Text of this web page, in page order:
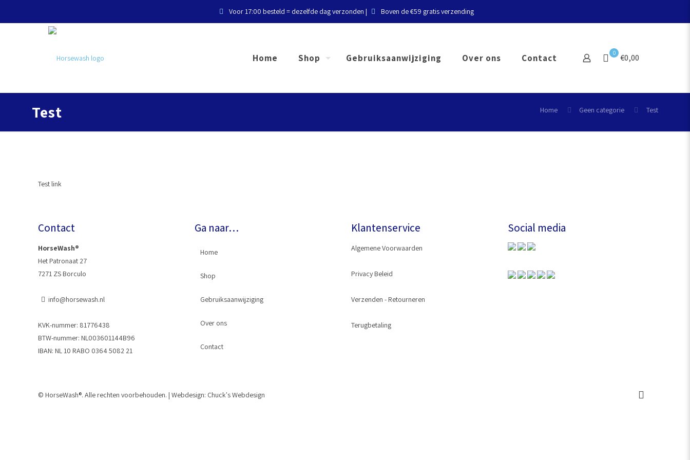
Voor 17:00 besteld = dezelfde dag verzonden | Boven de €59 gratis verzending
Home Shop Gebruiksaanwijziging Over ons Contact 0 €0,00
Test Home Geen categorie Test
Test link
Contact
HorseWash®
Het Patronaat 27
7271 ZS Borculo
info@horsewash.nl
KVK-nummer: 81776438
BTW-nummer: NL003601144B96
IBAN: NL 10 RABO 0364 5082 21
Ga naar…
Home
Shop
HorseWash® Gun
Slangkoppeling
Kraanstuk
Gebruiksaanwijziging
Over ons
Contact
Klantenservice
Algemene Voorwaarden
Privacy Beleid
Verzenden - Retourneren
Terugbetaling
Social media
© HorseWash®. Alle rechten voorbehouden. | Webdesign: Chuck's Webdesign